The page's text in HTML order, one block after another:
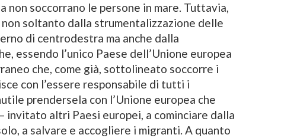
non soccorrano le persone in mare. Tuttavia,
soltanto dalla strumentalizzazione delle
di centrodestra ma anche dalla
essendo l’unico Paese dell’Unione europea
che, come già, sottolineato soccorre i
con l’essere responsabile di tutti i
prendersela con l’Unione europea che
invitato altri Paesi europei, a cominciare dalla
a salvare e accogliere i migranti. A quanto